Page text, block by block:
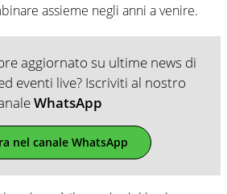
assieme negli anni a venire.
aggiornato su ultime news di
eventi live? Iscriviti al nostro
WhatsApp
nel canale WhatsApp